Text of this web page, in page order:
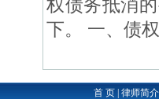
权债务抵消
下。 一、债
首 页| 律师简介